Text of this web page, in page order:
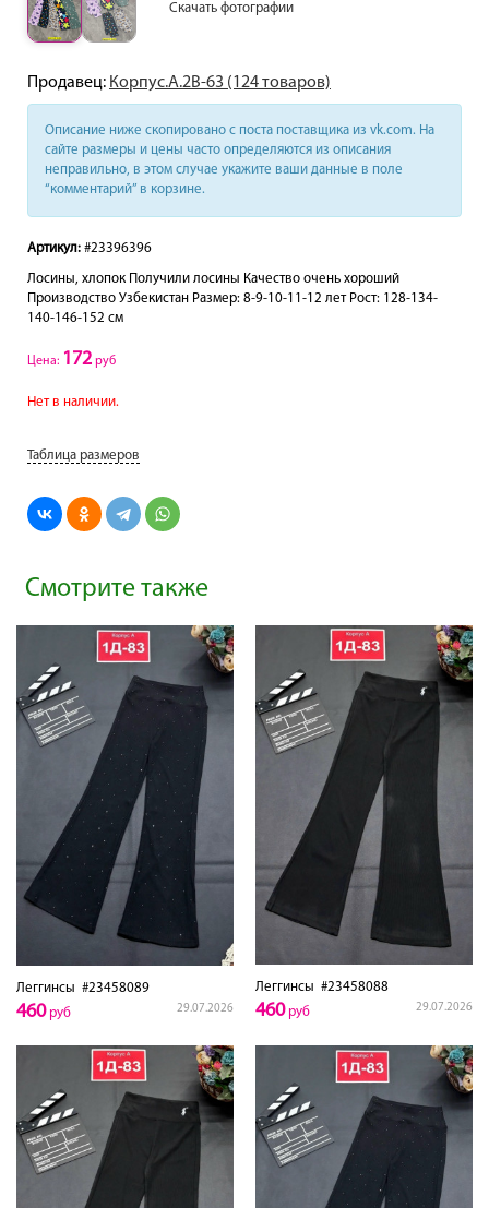
Скачать фотографии
Продавец: Корпус.А.2В-63 (124 товаров)
Описание ниже скопировано с поста поставщика из vk.com. На
сайте размеры и цены часто определяются из описания
неправильно, в этом случае укажите ваши данные в поле
“комментарий” в корзине.
Артикул: #23396396
Лосины, хлопок Получили лосины Качество очень хороший
Производство Узбекистан Размер: 8-9-10-11-12 лет Рост: 128-134-
140-146-152 см
Цена: 172 руб
Нет в наличии.
Таблица размеров
Смотрите также
Леггинсы #23458089
29.07.2026
460руб
Леггинсы #23458088
29.07.2026
460руб